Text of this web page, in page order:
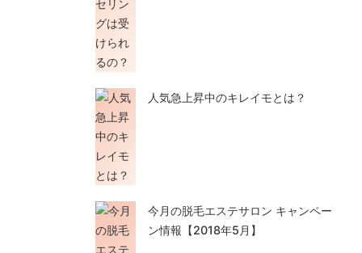
人気急上昇中のキレイモとは？
今月の脱毛エステサロン キャンペー
ン情報【2018年5月】